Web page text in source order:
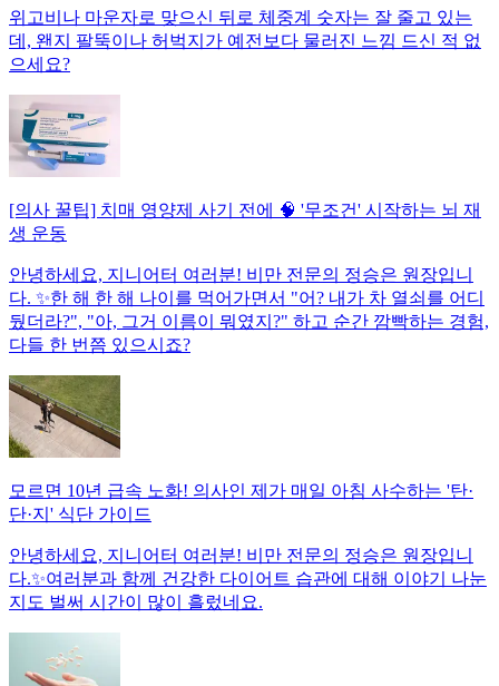
위고비나 마운자로 맞으신 뒤로 체중계 숫자는 잘 줄고 있는
데, 왠지 팔뚝이나 허벅지가 예전보다 물러진 느낌 드신 적 없
으세요?
[의사 꿀팁] 치매 영양제 사기 전에 🧠 '무조건' 시작하는 뇌 재
생 운동
안녕하세요, 지니어터 여러분! 비만 전문의 정승은 원장입니
다. ✨한 해 한 해 나이를 먹어가면서 "어? 내가 차 열쇠를 어디
뒀더라?", "아, 그거 이름이 뭐였지?" 하고 순간 깜빡하는 경험,
다들 한 번쯤 있으시죠?
모르면 10년 급속 노화! 의사인 제가 매일 아침 사수하는 '탄·
단·지' 식단 가이드
안녕하세요, 지니어터 여러분! 비만 전문의 정승은 원장입니
다.✨여러분과 함께 건강한 다이어트 습관에 대해 이야기 나눈
지도 벌써 시간이 많이 흘렀네요.